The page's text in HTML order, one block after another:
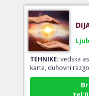
DIJA
TEHNIKE:vedska
karte, duhovni